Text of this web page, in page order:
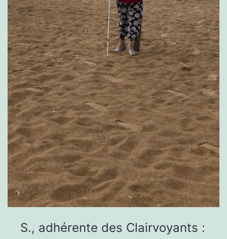
S., adhérente des Clairvoyants :